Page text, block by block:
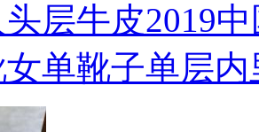
层牛皮2019
单靴子单层